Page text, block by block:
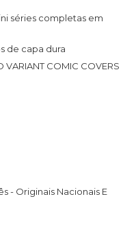
séries completas em
de capa dura
VARIANT COMIC COVERS
- Originais Nacionais E